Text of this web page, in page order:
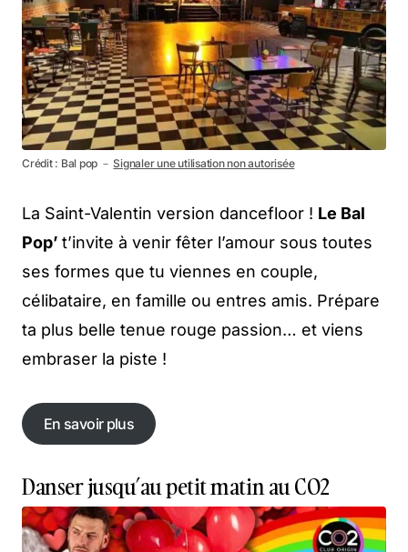
Crédit : Bal pop －Signaler une utilisation non autorisée
La Saint-Valentin version dancefloor ! Le Bal
Pop’ t’invite à venir fêter l’amour sous toutes
ses formes que tu viennes en couple,
célibataire, en famille ou entres amis. Prépare
ta plus belle tenue rouge passion… et viens
embraser la piste !
En savoir plus
En savoir plus
Danser jusqu’au petit matin au CO2